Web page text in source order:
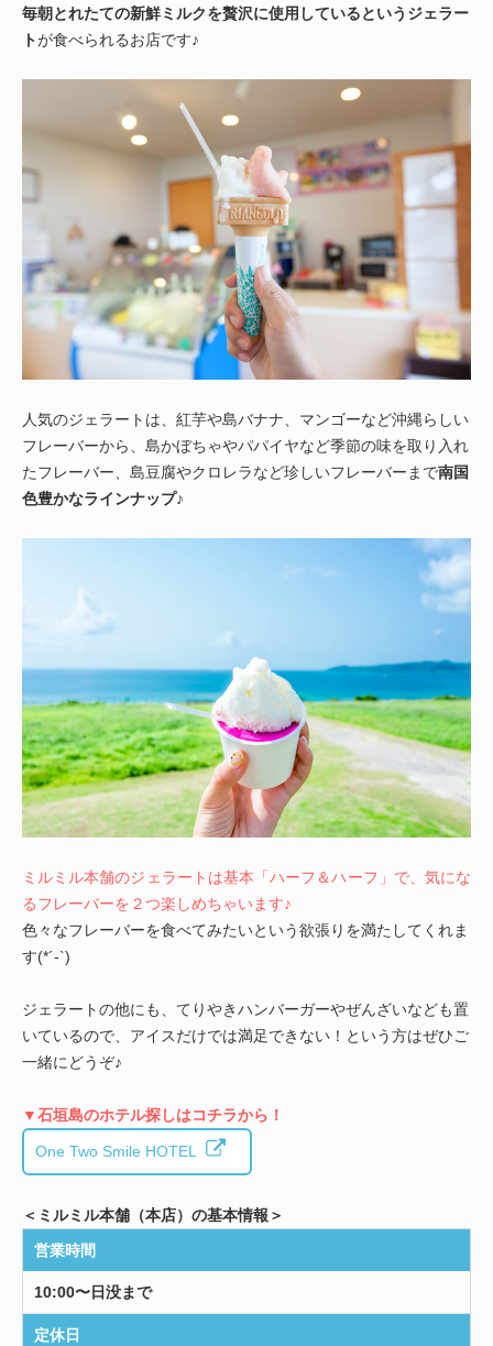
毎朝とれたての新鮮ミルクを贅沢に使用しているというジェラー
トが食べられるお店です♪
人気のジェラートは、紅芋や島バナナ、マンゴーなど沖縄らしい
フレーバーから、島かぼちゃやパパイヤなど季節の味を取り入れ
たフレーバー、島豆腐やクロレラなど珍しいフレーバーまで南国
色豊かなラインナップ♪
ミルミル本舗のジェラートは基本「ハーフ＆ハーフ」で、気にな
るフレーバーを２つ楽しめちゃいます♪
色々なフレーバーを食べてみたいという欲張りを満たしてくれま
す(*´-`)
ジェラートの他にも、てりやきハンバーガーやぜんざいなども置
いているので、アイスだけでは満足できない！という方はぜひご
一緒にどうぞ♪
▼石垣島のホテル探しはコチラから！
One Two Smile HOTEL
＜ミルミル本舗（本店）の基本情報＞
営業時間
10:00〜日没まで
定休日